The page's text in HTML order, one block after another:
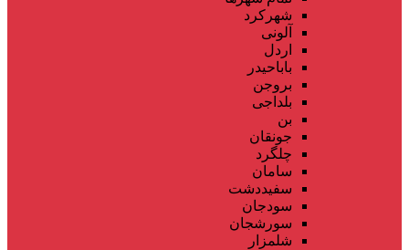
شهرکرد
آلونی
اردل
باباحیدر
بروجن
بلداجی
بن
جونقان
چلگرد
سامان
سفیددشت
سودجان
سورشجان
شلمزار